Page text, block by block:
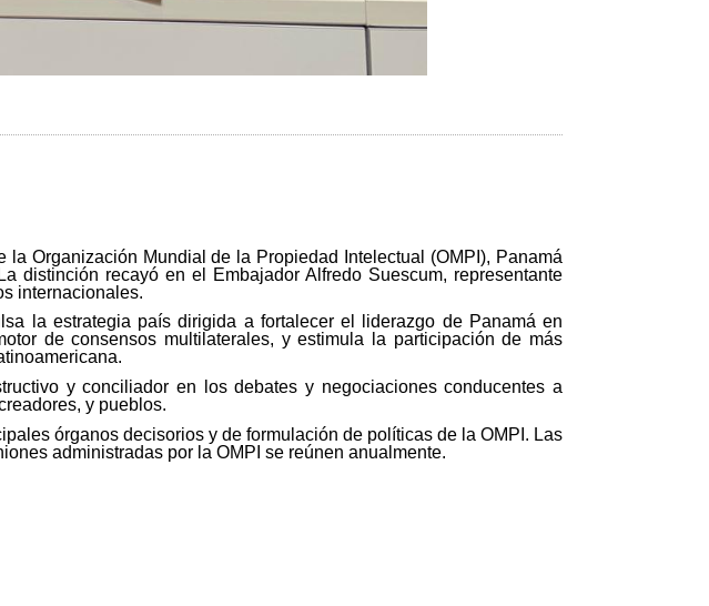
Organización Mundial de la Propiedad Intelectual (OMPI), Panamá
distinción recayó en el Embajador Alfredo Suescum, representante
internacionales.
la estrategia país dirigida a fortalecer el liderazgo de Panamá en
de consensos multilaterales, y estimula la participación de más
y conciliador en los debates y negociaciones conducentes a
y pueblos.
órganos decisorios y de formulación de políticas de la OMPI. Las
administradas por la OMPI se reúnen anualmente.